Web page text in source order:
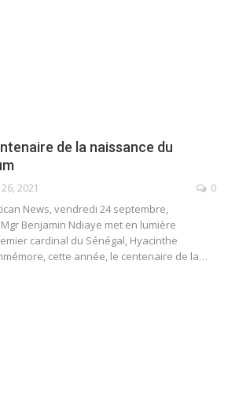
de la naissance du
2021 0
News, vendredi 24 septembre,
Benjamin Ndiaye met en lumière
cardinal du Sénégal, Hyacinthe
cette année, le centenaire de la…